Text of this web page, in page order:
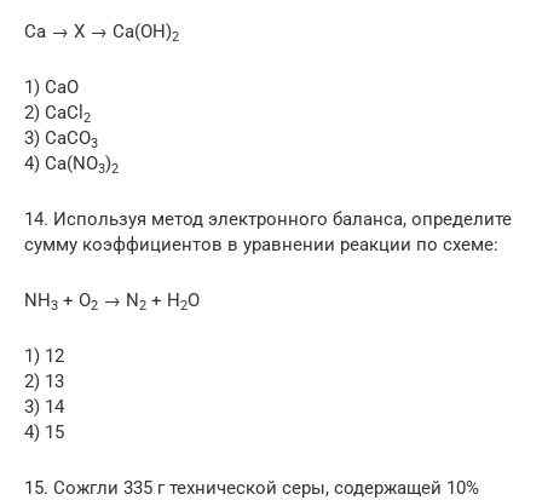
Са → Х → Са(ОН)2
1) СаО
2) CaCl 2
3) СаСO3
4) Ca(NO3)2
14. Используя метод электронного баланса, определите
сумму коэффициентов в уравнении реакции по схеме:
NH3 + O2 → N2 + Н2О
1) 12
2) 13
3) 14
4) 15
15. Сожгли 335 г технической серы, содержащей 10%